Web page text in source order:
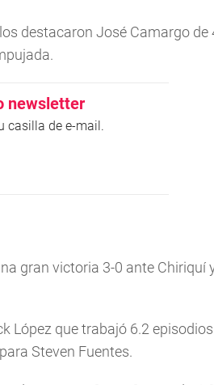
destacaron José Camargo
newsletter
casilla de e-mail.
gran victoria 3-0 ante
López que trabajó 6.2
Steven Fuentes.